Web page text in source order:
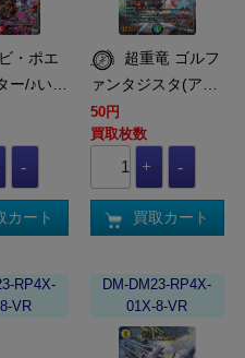
ー/♪い…
カート
ァンタジスタ(ア…
50円
買取枚数
買取カート
RP4X-
VR
DM-DM23-RP4X-
01X-8-VR